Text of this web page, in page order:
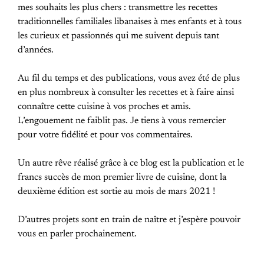
mes souhaits les plus chers : transmettre les recettes
traditionnelles familiales libanaises à mes enfants et à tous
les curieux et passionnés qui me suivent depuis tant
d’années.
Au fil du temps et des publications, vous avez été de plus
en plus nombreux à consulter les recettes et à faire ainsi
connaître cette cuisine à vos proches et amis.
L’engouement ne faiblit pas. Je tiens à vous remercier
pour votre fidélité et pour vos commentaires.
Un autre rêve réalisé grâce à ce blog est la publication et le
francs succès de mon premier livre de cuisine, dont la
deuxième édition est sortie au mois de mars 2021 !
D’autres projets sont en train de naître et j’espère pouvoir
vous en parler prochainement.